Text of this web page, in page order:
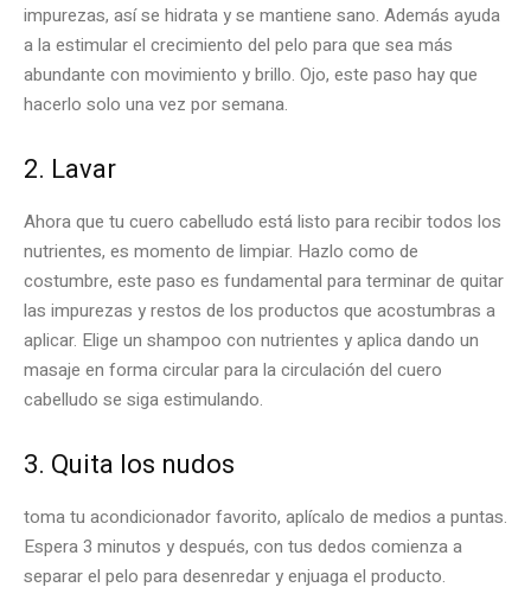
impurezas, así se hidrata y se mantiene sano. Además ayuda
a la estimular el crecimiento del pelo para que sea más
abundante con movimiento y brillo. Ojo, este paso hay que
hacerlo solo una vez por semana.
2. Lavar
Ahora que tu cuero cabelludo está listo para recibir todos los
nutrientes, es momento de limpiar. Hazlo como de
costumbre, este paso es fundamental para terminar de quitar
las impurezas y restos de los productos que acostumbras a
aplicar. Elige un shampoo con nutrientes y aplica dando un
masaje en forma circular para la circulación del cuero
cabelludo se siga estimulando.
3. Quita los nudos
toma tu acondicionador favorito, aplícalo de medios a puntas.
Espera 3 minutos y después, con tus dedos comienza a
separar el pelo para desenredar y enjuaga el producto.